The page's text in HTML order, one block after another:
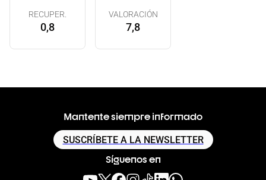
RECUPER.
0,8
VALORACIÓN
7,8
Mantente siempre informado
SUSCRÍBETE A LA NEWSLETTER
Síguenos en